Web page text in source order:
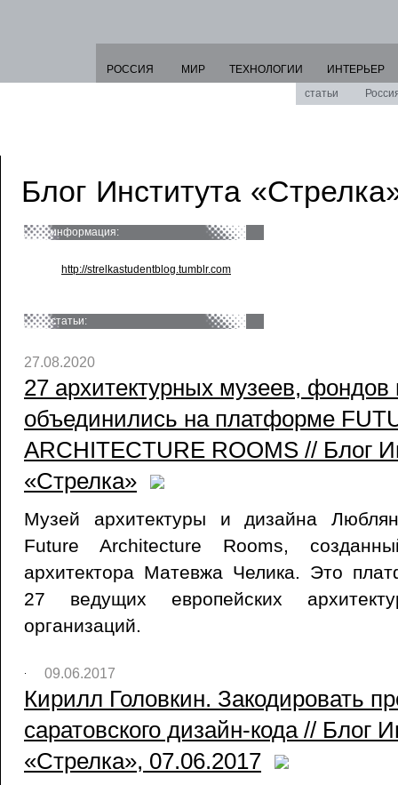
РОССИЯ МИР ТЕХНОЛОГИИ
ИНТЕРЬЕР
статьи
Блог Института
информация:
http://strelkastudentblog.tumblr.com
статьи:
27.08.2020
27 архитектурных музеев,
объединились на платформе
ARCHITECTURE ROOMS // Блог
«Стрелка»
Музей архитектуры и дизайна
Future Architecture Rooms,
архитектора Матевжа Челика. Это
27 ведущих европейских
организаций.
09.06.2017
Кирилл Головкин. Закодировать
саратовского дизайн-кода // Блог
«Стрелка», 07.06.2017